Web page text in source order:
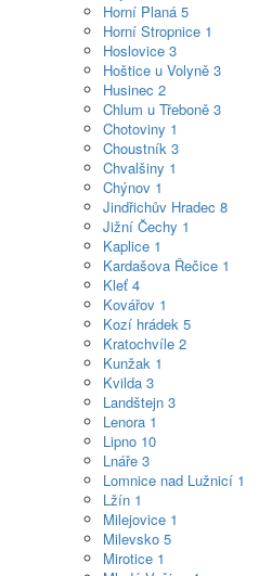
Horní Planá 5
Horní Stropnice 1
Hoslovice 3
Hoštice u Volyně 3
Husinec 2
Chlum u Třeboně 3
Chotoviny 1
Choustník 3
Chvalšiny 1
Chýnov 1
Jindřichův Hradec 8
Jižní Čechy 1
Kaplice 1
Kardašova Řečice 1
Kleť 4
Kovářov 1
Kozí hrádek 5
Kratochvíle 2
Kunžak 1
Kvilda 3
Landštejn 3
Lenora 1
Lipno 10
Lnáře 3
Lomnice nad Lužnicí 1
Lžín 1
Milejovice 1
Milevsko 5
Mirotice 1